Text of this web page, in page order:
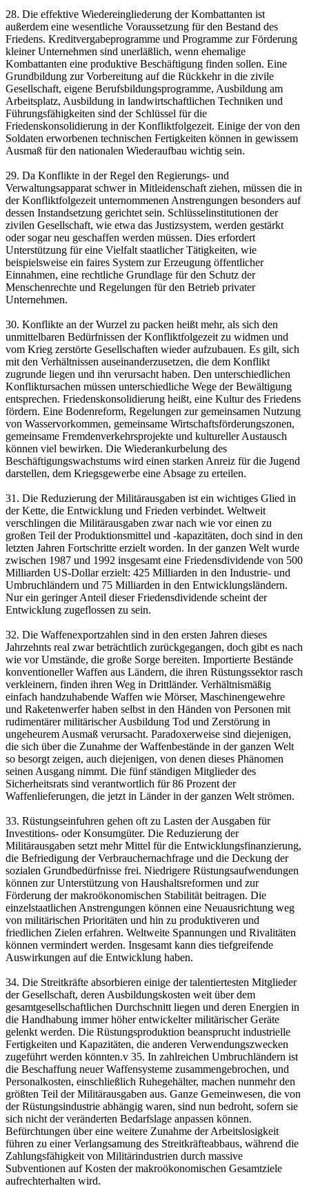
28. Die effektive Wiedereingliederung der Kombattanten ist
außerdem eine wesentliche Voraussetzung für den Bestand des
Friedens. Kreditvergabeprogramme und Programme zur Förderung
kleiner Unternehmen sind unerläßlich, wenn ehemalige
Kombattanten eine produktive Beschäftigung finden sollen. Eine
Grundbildung zur Vorbereitung auf die Rückkehr in die zivile
Gesellschaft, eigene Berufsbildungsprogramme, Ausbildung am
Arbeitsplatz, Ausbildung in landwirtschaftlichen Techniken und
Führungsfähigkeiten sind der Schlüssel für die
Friedenskonsolidierung in der Konfliktfolgezeit. Einige der von den
Soldaten erworbenen technischen Fertigkeiten können in gewissem
Ausmaß für den nationalen Wiederaufbau wichtig sein.
29. Da Konflikte in der Regel den Regierungs- und
Verwaltungsapparat schwer in Mitleidenschaft ziehen, müssen die in
der Konfliktfolgezeit unternommenen Anstrengungen besonders auf
dessen Instandsetzung gerichtet sein. Schlüsselinstitutionen der
zivilen Gesellschaft, wie etwa das Justizsystem, werden gestärkt
oder sogar neu geschaffen werden müssen. Dies erfordert
Unterstützung für eine Vielfalt staatlicher Tätigkeiten, wie
beispielsweise ein faires System zur Erzeugung öffentlicher
Einnahmen, eine rechtliche Grundlage für den Schutz der
Menschenrechte und Regelungen für den Betrieb privater
Unternehmen.
30. Konflikte an der Wurzel zu packen heißt mehr, als sich den
unmittelbaren Bedürfnissen der Konfliktfolgezeit zu widmen und
vom Krieg zerstörte Gesellschaften wieder aufzubauen. Es gilt, sich
mit den Verhältnissen auseinanderzusetzen, die dem Konflikt
zugrunde liegen und ihn verursacht haben. Den unterschiedlichen
Konfliktursachen müssen unterschiedliche Wege der Bewältigung
entsprechen. Friedenskonsolidierung heißt, eine Kultur des Friedens
fördern. Eine Bodenreform, Regelungen zur gemeinsamen Nutzung
von Wasservorkommen, gemeinsame Wirtschaftsförderungszonen,
gemeinsame Fremdenverkehrsprojekte und kultureller Austausch
können viel bewirken. Die Wiederankurbelung des
Beschäftigungswachstums wird einen starken Anreiz für die Jugend
darstellen, dem Kriegsgewerbe eine Absage zu erteilen.
31. Die Reduzierung der Militärausgaben ist ein wichtiges Glied in
der Kette, die Entwicklung und Frieden verbindet. Weltweit
verschlingen die Militärausgaben zwar nach wie vor einen zu
großen Teil der Produktionsmittel und -kapazitäten, doch sind in den
letzten Jahren Fortschritte erzielt worden. In der ganzen Welt wurde
zwischen 1987 und 1992 insgesamt eine Friedensdividende von 500
Milliarden US-Dollar erzielt: 425 Milliarden in den Industrie- und
Umbruchländern und 75 Milliarden in den Entwicklungsländern.
Nur ein geringer Anteil dieser Friedensdividende scheint der
Entwicklung zugeflossen zu sein.
32. Die Waffenexportzahlen sind in den ersten Jahren dieses
Jahrzehnts real zwar beträchtlich zurückgegangen, doch gibt es nach
wie vor Umstände, die große Sorge bereiten. Importierte Bestände
konventioneller Waffen aus Ländern, die ihren Rüstungssektor rasch
verkleinern, finden ihren Weg in Drittländer. Verhältnismäßig
einfach handzuhabende Waffen wie Mörser, Maschinengewehre
und Raketenwerfer haben selbst in den Händen von Personen mit
rudimentärer militärischer Ausbildung Tod und Zerstörung in
ungeheurem Ausmaß verursacht. Paradoxerweise sind diejenigen,
die sich über die Zunahme der Waffenbestände in der ganzen Welt
so besorgt zeigen, auch diejenigen, von denen dieses Phänomen
seinen Ausgang nimmt. Die fünf ständigen Mitglieder des
Sicherheitsrats sind verantwortlich für 86 Prozent der
Waffenlieferungen, die jetzt in Länder in der ganzen Welt strömen.
33. Rüstungseinfuhren gehen oft zu Lasten der Ausgaben für
Investitions- oder Konsumgüter. Die Reduzierung der
Militärausgaben setzt mehr Mittel für die Entwicklungsfinanzierung,
die Befriedigung der Verbrauchernachfrage und die Deckung der
sozialen Grundbedürfnisse frei. Niedrigere Rüstungsaufwendungen
können zur Unterstützung von Haushaltsreformen und zur
Förderung der makroökonomischen Stabilität beitragen. Die
einzelstaatlichen Anstrengungen können eine Neuausrichtung weg
von militärischen Prioritäten und hin zu produktiveren und
friedlichen Zielen erfahren. Weltweite Spannungen und Rivalitäten
können vermindert werden. Insgesamt kann dies tiefgreifende
Auswirkungen auf die Entwicklung haben.
34. Die Streitkräfte absorbieren einige der talentiertesten Mitglieder
der Gesellschaft, deren Ausbildungskosten weit über dem
gesamtgesellschaftlichen Durchschnitt liegen und deren Energien in
die Handhabung immer höher entwickelter militärischer Geräte
gelenkt werden. Die Rüstungsproduktion beansprucht industrielle
Fertigkeiten und Kapazitäten, die anderen Verwendungszwecken
zugeführt werden könnten.v 35. In zahlreichen Umbruchländern ist
die Beschaffung neuer Waffensysteme zusammengebrochen, und
Personalkosten, einschließlich Ruhegehälter, machen nunmehr den
größten Teil der Militärausgaben aus. Ganze Gemeinwesen, die von
der Rüstungsindustrie abhängig waren, sind nun bedroht, sofern sie
sich nicht der veränderten Bedarfslage anpassen können.
Befürchtungen über eine weitere Zunahme der Arbeitslosigkeit
führen zu einer Verlangsamung des Streitkräfteabbaus, während die
Zahlungsfähigkeit von Militärindustrien durch massive
Subventionen auf Kosten der makroökonomischen Gesamtziele
aufrechterhalten wird.